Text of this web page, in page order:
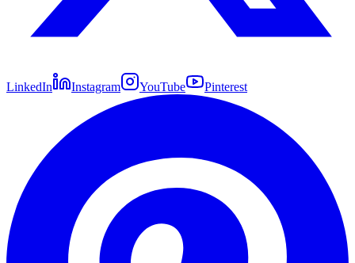
LinkedIn Instagram YouTube Pinterest